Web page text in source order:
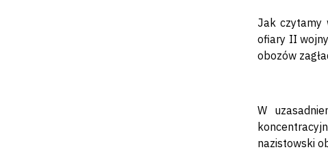
Jak czytamy
ofiary II
obozów
W
nazistowski